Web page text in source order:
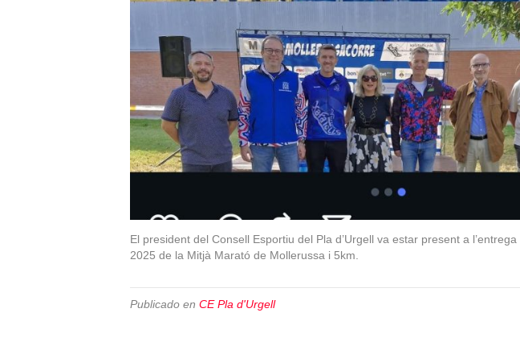
El president del Consell Esportiu del Pla d’Urgell va estar present a l’entrega
2025 de la Mitjà Marató de Mollerussa i 5km.
Publicado en CE Pla d'Urgell